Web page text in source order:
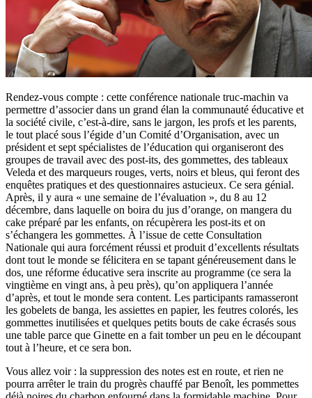
Rendez-vous compte : cette conférence nationale truc-machin va
permettre d’associer dans un grand élan la communauté éducative et
la société civile, c’est-à-dire, sans le jargon, les profs et les parents,
le tout placé sous l’égide d’un Comité d’Organisation, avec un
président et sept spécialistes de l’éducation qui organiseront des
groupes de travail avec des post-its, des gommettes, des tableaux
Veleda et des marqueurs rouges, verts, noirs et bleus, qui feront des
enquêtes pratiques et des questionnaires astucieux. Ce sera génial.
Après, il y aura « une semaine de l’évaluation », du 8 au 12
décembre, dans laquelle on boira du jus d’orange, on mangera du
cake préparé par les enfants, on récupèrera les post-its et on
s’échangera les gommettes. À l’issue de cette Consultation
Nationale qui aura forcément réussi et produit d’excellents résultats
dont tout le monde se félicitera en se tapant généreusement dans le
dos, une réforme éducative sera inscrite au programme (ce sera la
vingtième en vingt ans, à peu près), qu’on appliquera l’année
d’après, et tout le monde sera content. Les participants ramasseront
les gobelets de banga, les assiettes en papier, les feutres colorés, les
gommettes inutilisées et quelques petits bouts de cake écrasés sous
une table parce que Ginette en a fait tomber un peu en le découpant
tout à l’heure, et ce sera bon.
Vous allez voir : la suppression des notes est en route, et rien ne
pourra arrêter le train du progrès chauffé par Benoît, les pommettes